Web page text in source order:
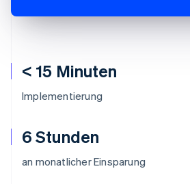
< 15 Minuten
Implementierung
6 Stunden
an monatlicher Einsparung